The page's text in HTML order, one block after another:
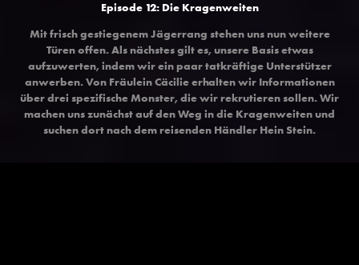
Episode 12: Die Kragenweiten
Mit frisch gestiegenem Jägerrang stehen uns nun weitere
Türen offen. Als nächstes gilt es, unsere Basis etwas
aufzuwerten, indem wir ein paar tatkräftige Unterstützer
anwerben. Von Fräulein Cäcilie erhalten wir Informationen
über drei spezifische Monster, die wir rekrutieren sollen. Wir
machen uns zunächst auf den Weg in die Kragenweiten und
suchen dort nach dem reisenden Händler Hein Stein.